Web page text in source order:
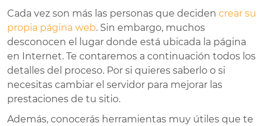
Cada vez son más las personas que deciden crear su
propia página web. Sin embargo, muchos
desconocen el lugar donde está ubicada la página
en Internet. Te contaremos a continuación todos los
detalles del proceso. Por si quieres saberlo o si
necesitas cambiar el servidor para mejorar las
prestaciones de tu sitio.
Además, conocerás herramientas muy útiles que te